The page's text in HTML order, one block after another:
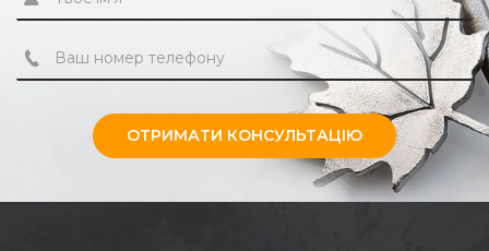
ОТРИМАТИ КОНСУЛЬТАЦІЮ